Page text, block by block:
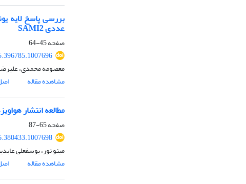
بررسی پاسخ لایه
عددی SAMI2
صفحه45-64
معصومه محمدی،
مشاهده مقاله
مطالعه انتشار
صفحه65-87
مینو نور، یوسفعلی
مشاهده مقاله